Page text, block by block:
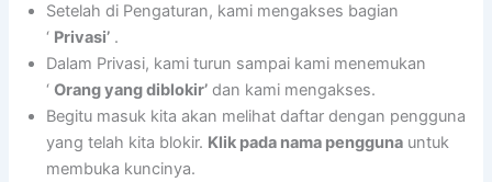
Setelah di Pengaturan, kami mengakses bagian
‘ Privasi’ .
Dalam Privasi, kami turun sampai kami menemukan
‘Orang yang diblokir’ dan kami mengakses.
Begitu masuk kita akan melihat daftar dengan pengguna
yang telah kita blokir. Klik pada nama pengguna untuk
membuka kuncinya.